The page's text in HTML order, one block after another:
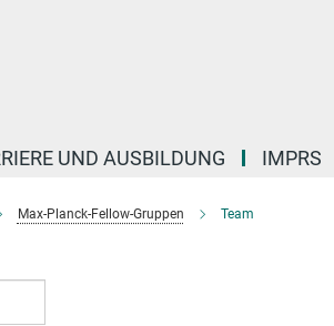
UND AUSBILDUNG IMPRS
Max-Planck-Fellow-Gruppen Team